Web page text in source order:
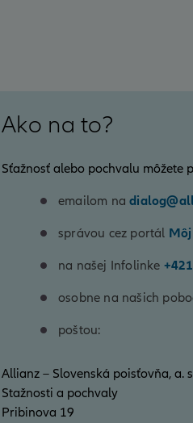
Ako na to?
Sťažnosť alebo pochvalu môžete
emailom na
správou cez portál
na našej Infolinke
osobne na našich
poštou:
Allianz – Slovenská poisťovňa, a.
Stažnosti a pochvaly
Pribinova 19